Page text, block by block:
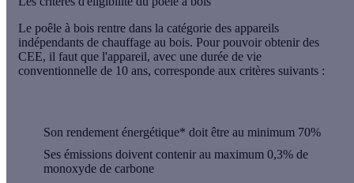
Le poêle à bois rentre dans la catégorie des appareils
indépendants de chauffage au bois. Pour pouvoir obtenir des
CEE, il faut que l'appareil, avec une durée de vie
conventionnelle de 10 ans, corresponde aux critères suivants :
Son rendement énergétique* doit être au minimum 70%
Ses émissions doivent contenir au maximum 0,3% de
monoxyde de carbone